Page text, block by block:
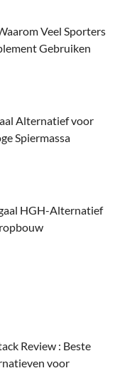
Veel Sporters
Gebruiken
Alternatief voor
Spiermassa
HGH-Alternatief
Review : Beste
voor